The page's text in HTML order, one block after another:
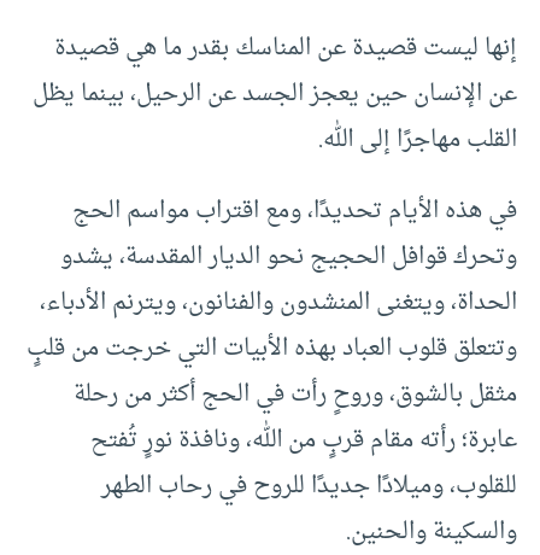
إنها ليست قصيدة عن المناسك بقدر ما هي قصيدة
عن الإنسان حين يعجز الجسد عن الرحيل، بينما يظل
القلب مهاجرًا إلى الله.
في هذه الأيام تحديدًا، ومع اقتراب مواسم الحج
وتحرك قوافل الحجيج نحو الديار المقدسة، يشدو
الحداة، ويتغنى المنشدون والفنانون، ويترنم الأدباء،
وتتعلق قلوب العباد بهذه الأبيات التي خرجت من قلبٍ
مثقل بالشوق، وروحٍ رأت في الحج أكثر من رحلة
عابرة؛ رأته مقام قربٍ من الله، ونافذة نورٍ تُفتح
للقلوب، وميلادًا جديدًا للروح في رحاب الطهر
والسكينة والحنين.